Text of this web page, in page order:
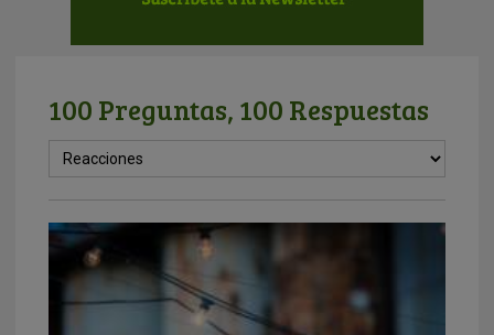
100 Preguntas, 100 Respuestas